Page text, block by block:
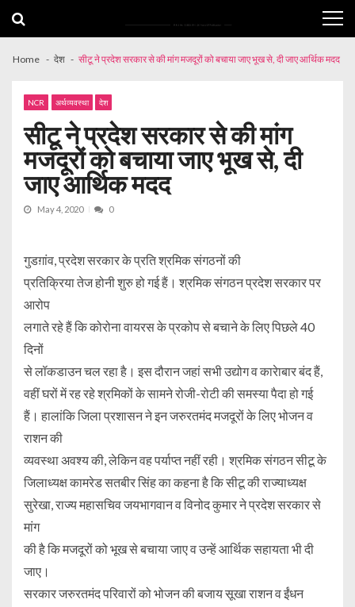
Home देश सीटू ने प्रदेश सरकार से की मांग मजदूरों को बचाया जाए भूख से, दी जाए आर्थिक मदद
NCR अर्थव्यवस्था देश
सीटू ने प्रदेश सरकार से की मांग
मजदूरों को बचाया जाए भूख से, दी
जाए आर्थिक मदद
May 4, 2020 0
गुडग़ांव, प्रदेश सरकार के प्रति श्रमिक संगठनों की
प्रतिक्रिया तेज होनी शुरु हो गई हैं। श्रमिक संगठन प्रदेश सरकार पर
आरोप
लगाते रहे हैं कि कोरोना वायरस के प्रकोप से बचाने के लिए पिछले 40
दिनों
से लॉकडाउन चल रहा है। इस दौरान जहां सभी उद्योग व कारेाबार बंद हैं,
वहीं घरों में रह रहे श्रमिकों के सामने रोजी-रोटी की समस्या पैदा हो गई
हैं। हालांकि जिला प्रशासन ने इन जरुरतमंद मजदूरों के लिए भोजन व
राशन की
व्यवस्था अवश्य की, लेकिन वह पर्याप्त नहीं रही। श्रमिक संगठन सीटू के
जिलाध्यक्ष कामरेड सतबीर सिंह का कहना है कि सीटू की राज्याध्यक्ष
सुरेखा, राज्य महासचिव जयभागवान व विनोद कुमार ने प्रदेश सरकार से
मांग
की है कि मजदूरों को भूख से बचाया जाए व उन्हें आर्थिक सहायता भी दी
जाए।
सरकार जरुरतमंद परिवारों को भोजन की बजाय सूखा राशन व ईंधन